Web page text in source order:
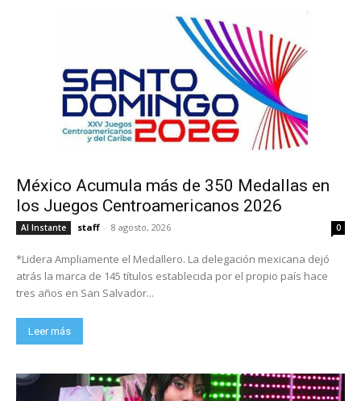
México Acumula más de 350 Medallas en
los Juegos Centroamericanos 2026
Al Instante staff - 8 agosto, 2026 0
*Lidera Ampliamente el Medallero. La delegación mexicana dejó
atrás la marca de 145 títulos establecida por el propio país hace
tres años en San Salvador...
Leer más